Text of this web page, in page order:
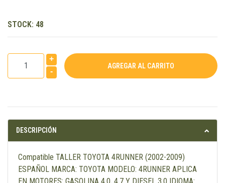
STOCK: 48
+
-
DESCRIPCIÓN
Compatible TALLER TOYOTA 4RUNNER (2002-2009)
ESPAÑOL MARCA: TOYOTA MODELO: 4RUNNER APLICA